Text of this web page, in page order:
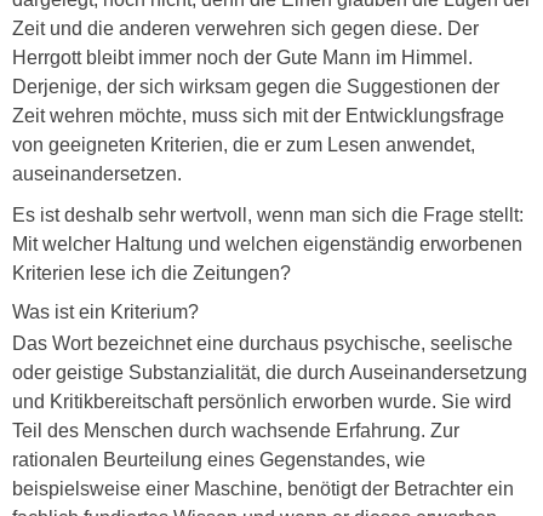
Zeit und die anderen verwehren sich gegen diese. Der
Herrgott bleibt immer noch der Gute Mann im Himmel.
Derjenige, der sich wirksam gegen die Suggestionen der
Zeit wehren möchte, muss sich mit der Entwicklungsfrage
von geeigneten Kriterien, die er zum Lesen anwendet,
auseinandersetzen.
Es ist deshalb sehr wertvoll, wenn man sich die Frage stellt:
Mit welcher Haltung und welchen eigenständig erworbenen
Kriterien lese ich die Zeitungen?
Was ist ein Kriterium?
Das Wort bezeichnet eine durchaus psychische, seelische
oder geistige Substanzialität, die durch Auseinandersetzung
und Kritikbereitschaft persönlich erworben wurde. Sie wird
Teil des Menschen durch wachsende Erfahrung. Zur
rationalen Beurteilung eines Gegenstandes, wie
beispielsweise einer Maschine, benötigt der Betrachter ein